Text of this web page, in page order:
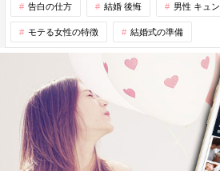
告白の仕方 結婚 後悔 男性 キュン
モテる女性の特徴 結婚式の準備